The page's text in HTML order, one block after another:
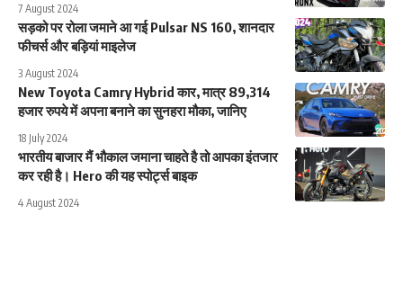
7 August 2024
सड़को पर रोला जमाने आ गई Pulsar NS 160, शानदार
फीचर्स और बड़ियां माइलेज
3 August 2024
New Toyota Camry Hybrid कार, मात्र 89,314
हजार रुपये में अपना बनाने का सुनहरा मौका, जानिए
18 July 2024
भारतीय बाजार मैं भौकाल जमाना चाहते है तो आपका इंतजार
कर रही है। Hero की यह स्पोर्ट्स बाइक
4 August 2024